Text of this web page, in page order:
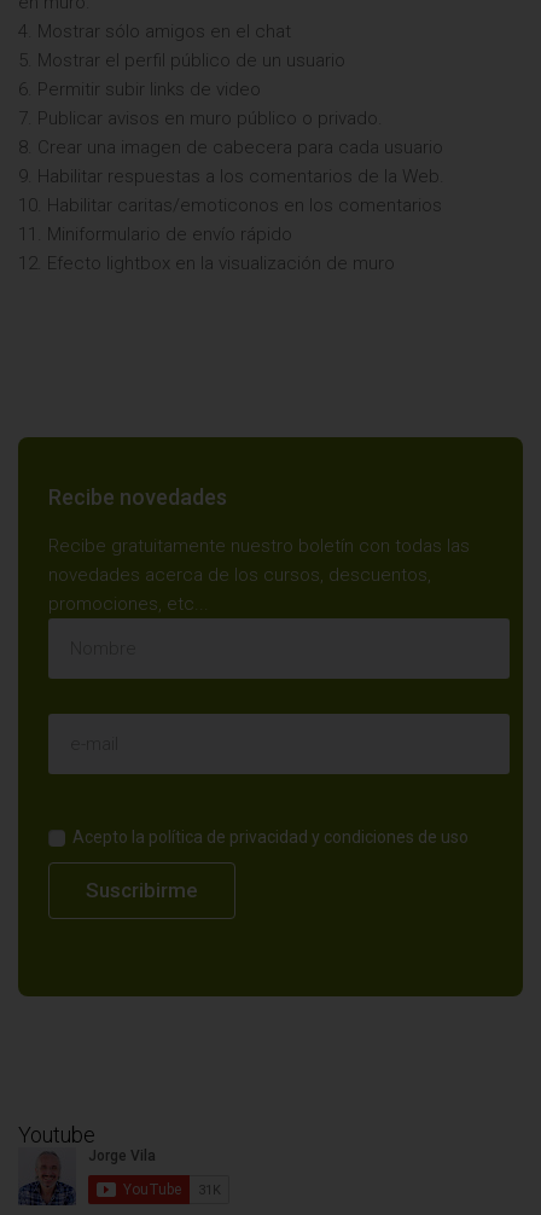
4. Mostrar sólo amigos en el chat
5. Mostrar el perfil público de un usuario
6. Permitir subir links de video
7. Publicar avisos en muro público o privado.
8. Crear una imagen de cabecera para cada usuario
9. Habilitar respuestas a los comentarios de la Web.
10. Habilitar caritas/emoticonos en los comentarios
11. Miniformulario de envío rápido
12. Efecto lightbox en la visualización de muro
Recibe novedades
Recibe gratuitamente nuestro boletín con todas las
novedades acerca de los cursos, descuentos,
promociones, etc...
Acepto la política de privacidad y condiciones de uso
Suscribirme
Youtube